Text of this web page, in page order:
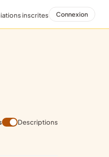
inscrites Connexion
Descriptions